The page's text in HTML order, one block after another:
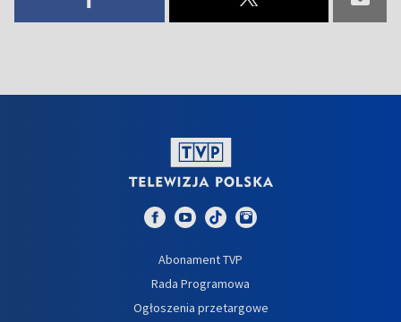
Abonament TVP
Rada Programowa
Ogłoszenia przetargowe